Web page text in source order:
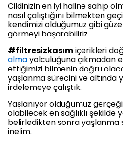
Cildinizin en iyi haline sahip
nasıl çalıştığını bilmekten
kendimizi olduğumuz gibi
görmeyi başarabiliriz.
#filtresizkasımiçerikleri
almayolculuğuna çıkmadan
ettiğimizi bilmenin doğru
yaşlanma sürecini ve altında
irdelemeye çalıştık.
Yaşlanıyor olduğumuz
olabilecek en sağlıklı şekilde
belirledikten sonra yaşlanma
inelim.